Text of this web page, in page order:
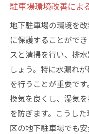
駐車場環境改善によ
地下駐車場の環境を
に保護することがで
スと清掃を行い、排
しょう。特に水漏れ
を行うことが重要で
換気を良くし、湿気
を防ぎます。こうし
区の地下駐車場でも